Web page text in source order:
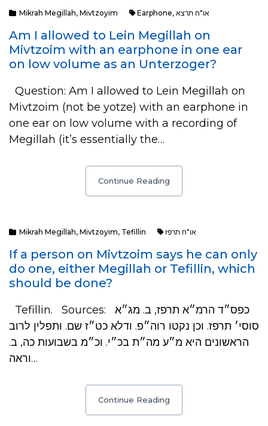
Mikrah Megillah, Mivtzoyim Earphone, או"ח תרצא
Am I allowed to Lein Megillah on
Mivtzoim with an earphone in one ear
on low volume as an Unterzoger?
Question: Am I allowed to Lein Megillah on
Mivtzoim (not be yotze) with an earphone in
one ear on low volume with a recording of
Megillah (it’s essentially the…
Continue Reading
Mikrah Megillah, Mivtzoyim, Tefillin או"ח תרפז
If a person on Mivtzoim says he can only
do one, either Megillah or Tefillin, which
should be done?
Tefillin. Sources: כפס״ד הרמ״א תרפז, ב. מג״א
סוסי׳ תרפז. וכן נקטו רוה״פ. ודלא כט״ז שם. ותפלין לרוב
הראשונים היא מ״ע מה״ת בכ״י. וכ״מ בשבועות כה, ב.
וראה…
Continue Reading